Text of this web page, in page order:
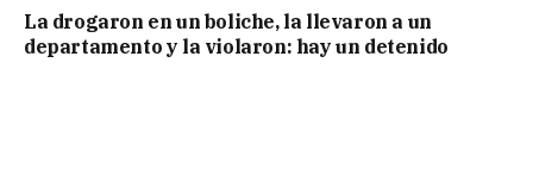
La drogaron en un boliche, la llevaron a un
departamento y la violaron: hay un detenido